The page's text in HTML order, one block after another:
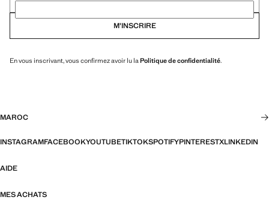
M’INSCRIRE
En vous inscrivant, vous confirmez avoir lu la Politique de confidentialité.
MAROC
INSTAGRAMFACEBOOKYOUTUBETIKTOKSPOTIFYPINTERESTXLINKEDIN
AIDE
MES ACHATS